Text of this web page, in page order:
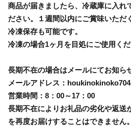
商品が届きましたら、冷蔵庫に入れ
ださい。１週間以内にご賞味いただ
冷凍保存も可能です。
冷凍の場合1ヶ月を目処にご使用くだ
長期不在の場合はメールにてお知ら
メールアドレス：
営業時間：8：00～
長期不在によりお礼品の劣化や返送
を再度お届けすることはできません。